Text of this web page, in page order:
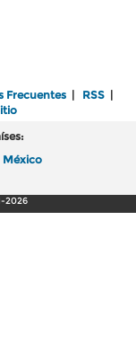
Frecuentes RSS
México
2026